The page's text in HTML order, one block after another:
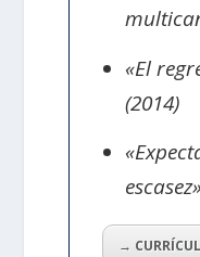
«El
(2014)
→